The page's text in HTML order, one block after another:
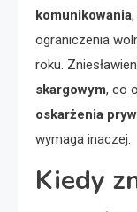
komunikowania
ograniczenia
roku.
skargowym, co
oskarżenia
wymaga inaczej.
Kiedy